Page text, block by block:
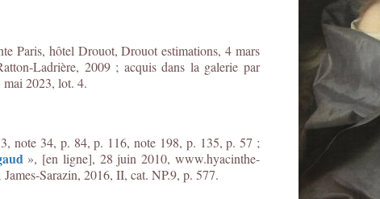
Paris, hôtel Drouot, Drouot estimations, 4 mars
Ladrière, 2009 ; acquis dans la galerie par
mai 2023, lot. 4.
note 34, p. 84, p. 116, note 198, p. 135, p. 57 ;
», [en ligne], 28 juin 2010, www.hyacinthe-
James-Sarazin, 2016, II, cat. NP.9, p. 577.